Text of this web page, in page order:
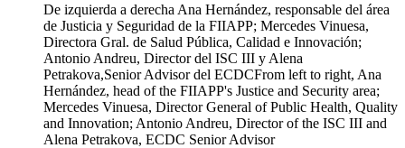
De izquierda a derecha Ana Hernández, responsable del área
de Justicia y Seguridad de la FIIAPP; Mercedes Vinuesa,
Directora Gral. de Salud Pública, Calidad e Innovación;
Antonio Andreu, Director del ISC III y Alena
Petrakova,Senior Advisor del ECDCFrom left to right, Ana
Hernández, head of the FIIAPP's Justice and Security area;
Mercedes Vinuesa, Director General of Public Health, Quality
and Innovation; Antonio Andreu, Director of the ISC III and
Alena Petrakova, ECDC Senior Advisor